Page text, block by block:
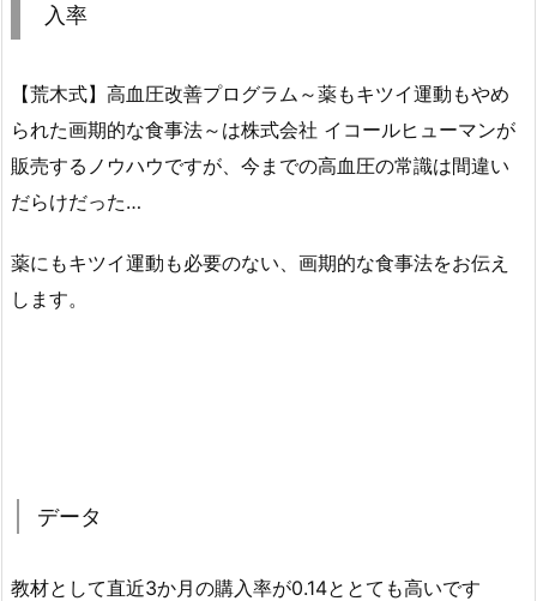
入率
【荒木式】高血圧改善プログラム～薬もキツイ運動もやめ
られた画期的な食事法～は株式会社 イコールヒューマンが
販売するノウハウですが、今までの高血圧の常識は間違い
だらけだった…
薬にもキツイ運動も必要のない、画期的な食事法をお伝え
します。
データ
教材として直近3か月の購入率が0.14ととても高いです